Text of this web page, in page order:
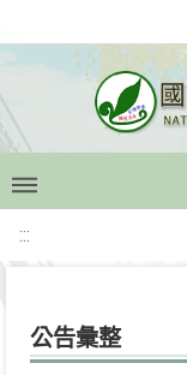
:::
公告彙整